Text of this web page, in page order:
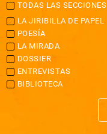
TODAS LAS SECCIONES
LA JIRIBILLA DE PAPEL
POESÍA
LA MIRADA
DOSSIER
ENTREVISTAS
BIBLIOTECA